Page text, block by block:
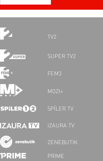
TV2
SUPER TV2
FEM3
MOZI+
SPÍLER TV
IZAURA TV
ZENEBUTIK
PRIME